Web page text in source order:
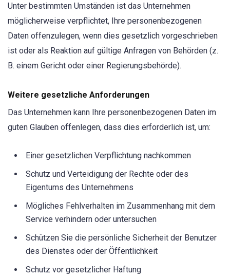
Unter bestimmten Umständen ist das Unternehmen
möglicherweise verpflichtet, Ihre personenbezogenen
Daten offenzulegen, wenn dies gesetzlich vorgeschrieben
ist oder als Reaktion auf gültige Anfragen von Behörden (z.
B. einem Gericht oder einer Regierungsbehörde).
Weitere gesetzliche Anforderungen
Das Unternehmen kann Ihre personenbezogenen Daten im
guten Glauben offenlegen, dass dies erforderlich ist, um:
Einer gesetzlichen Verpflichtung nachkommen
Schutz und Verteidigung der Rechte oder des
Eigentums des Unternehmens
Mögliches Fehlverhalten im Zusammenhang mit dem
Service verhindern oder untersuchen
Schützen Sie die persönliche Sicherheit der Benutzer
des Dienstes oder der Öffentlichkeit
Schutz vor gesetzlicher Haftung